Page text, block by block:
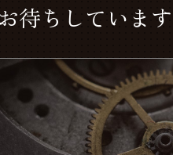
待ちしています